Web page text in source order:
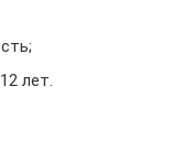
лет.